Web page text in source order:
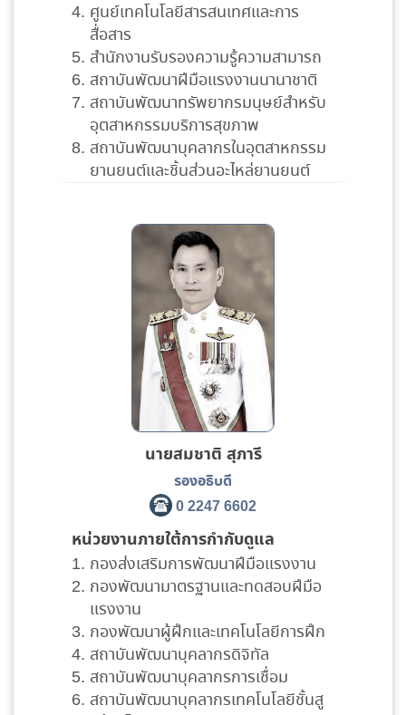
ศูนย์เทคโนโลยีสารสนเทศและการ
สื่อสาร
สำนักงานรับรองความรู้ความสามารถ
สถาบันพัฒนาฝีมือแรงงานนานาชาติ
สถาบันพัฒนาทรัพยากรมนุษย์สำหรับ
อุตสาหกรรมบริการสุขภาพ
สถาบันพัฒนาบุคลากรในอุตสาหกรรม
ยานยนต์และชิ้นส่วนอะไหล่ยานยนต์
นายสมชาติ สุภารี
รองอธิบดี
0 2247 6602
หน่วยงานภายใต้การกำกับดูแล
กองส่งเสริมการพัฒนาฝีมือแรงงาน
กองพัฒนามาตรฐานและทดสอบฝีมือ
แรงงาน
กองพัฒนาผู้ฝึกและเทคโนโลยีการฝึก
สถาบันพัฒนาบุคลากรดิจิทัล
สถาบันพัฒนาบุคลากรการเชื่อม
สถาบันพัฒนาบุคลากรเทคโนโลยีชั้นสู